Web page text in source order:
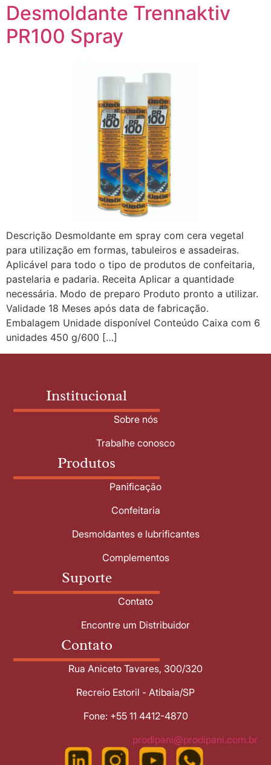
Desmoldante Trennaktiv
PR100 Spray
Descrição Desmoldante em spray com cera vegetal
para utilização em formas, tabuleiros e assadeiras.
Aplicável para todo o tipo de produtos de confeitaria,
pastelaria e padaria. Receita Aplicar a quantidade
necessária. Modo de preparo Produto pronto a utilizar.
Validade 18 Meses após data de fabricação.
Embalagem Unidade disponível Conteúdo Caixa com 6
unidades 450 g/600 […]
Institucional
Sobre nós
Trabalhe conosco
Produtos
Panificação
Confeitaria
Desmoldantes e lubrificantes
Complementos
Suporte
Contato
Encontre um Distribuidor
Contato
Rua Aniceto Tavares, 300/320
Recreio Estoril - Atibaia/SP
Fone: +55 11 4412-4870
prodipani@prodipani.com.br